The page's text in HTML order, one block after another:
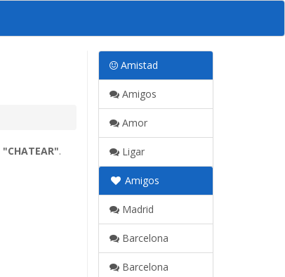
"CHATEAR".
Amistad
Amigos
Amor
Ligar
Amigos
Madrid
Barcelona
Barcelona